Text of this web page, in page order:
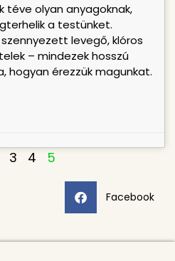
téve olyan anyagoknak,
a testünket.
levegő, klóros
– mindezek hosszú
hogyan érezzük magunkat.
3 4 5
Facebook